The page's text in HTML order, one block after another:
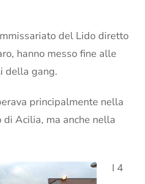
del Lido diretto
hanno messo fine alle
della gang.
principalmente nella
Acilia, ma anche nella
I 4